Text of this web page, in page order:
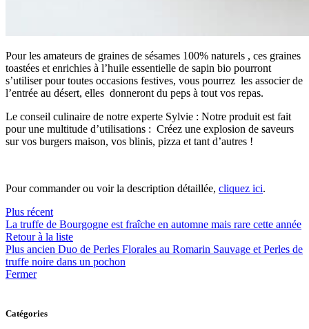
Pour les amateurs de graines de sésames 100% naturels , ces graines
toastées et enrichies à l’huile essentielle de sapin bio pourront
s’utiliser pour toutes occasions festives, vous pourrez les associer de
l’entrée au désert, elles donneront du peps à tout vos repas.
Le conseil culinaire de notre experte Sylvie : Notre produit est fait
pour une multitude d’utilisations : Créez une explosion de saveurs
sur vos burgers maison, vos blinis, pizza et tant d’autres !
Pour commander ou voir la description détaillée, cliquez ici.
Plus récent
La truffe de Bourgogne est fraîche en automne mais rare cette année
Retour à la liste
Plus ancien Duo de Perles Florales au Romarin Sauvage et Perles de
truffe noire dans un pochon
Fermer
Catégories